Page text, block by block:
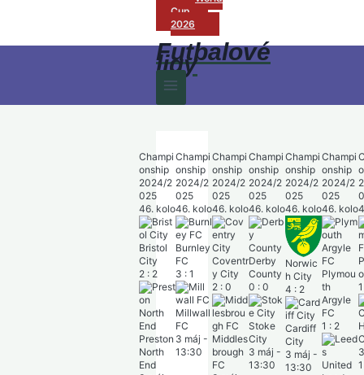
Cup
2026
Futbalové
ligy
Champi
onship
2024/2
025
46. kolo
Burnley
FC
3 : 1
Millwall
FC
3 máj -
13:30
Champi
onship
2024/2
025
46. kolo
Coventr
y City
2 : 0
Middles
brough
Champi
onship
2024/2
025
46. kolo
Derby
County
0 : 0
Stoke
City
3 máj -
13:30
Champi
onship
2024/2
025
46. kolo
Norwic
h City
4 : 2
Cardiff
City
3 máj -
13:30
Champi
onship
2024/2
025
46. kolo
Plymou
th
Argyle
FC
1 : 2
Champi
onship
2024/2
025
46. kolo
Portsm
outh FC
1 :
Hull
City
3 máj
13:30
d
1